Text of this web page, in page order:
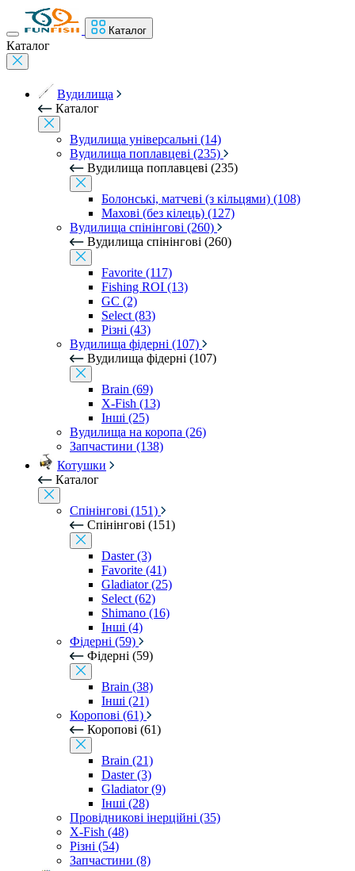
Каталог
Каталог
Вудилища
Каталог
Вудилища універсальні (14)
Вудилища поплавцеві (235)
Вудилища поплавцеві (235)
Болонські, матчеві (з кільцями) (108)
Махові (без кілець) (127)
Вудилища спінінгові (260)
Вудилища спінінгові (260)
Favorite (117)
Fishing ROI (13)
GC (2)
Select (83)
Різні (43)
Вудилища фідерні (107)
Вудилища фідерні (107)
Brain (69)
X-Fish (13)
Інші (25)
Вудилища на коропа (26)
Запчастини (138)
Котушки
Каталог
Спінінгові (151)
Спінінгові (151)
Daster (3)
Favorite (41)
Gladiator (25)
Select (62)
Shimano (16)
Інші (4)
Фідерні (59)
Фідерні (59)
Brain (38)
Інші (21)
Коропові (61)
Коропові (61)
Brain (21)
Daster (3)
Gladiator (9)
Інші (28)
Провідникові інерційні (35)
X-Fish (48)
Різні (54)
Запчастини (8)